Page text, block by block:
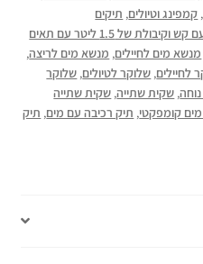
, קמפינג וטיולים, תיקים
וסט מנשא מים קל משקל ונושם עם קש וקיבולת של 1.5 ליטר עם תאים
מנשא מים לחיילים, מנשא מים לריצה,
לחיילים, שלוקר לטיולים, שלוקר
, שקית שתייה, שקית שתייה
קומפקטי, תיק רכיבה עם מים, תיק